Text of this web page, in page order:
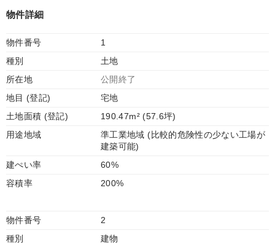
物件詳細
物件番号
1
種別
土地
所在地
公開終了
地目 (登記)
宅地
土地面積 (登記)
190.47m² (57.6坪)
用途地域
準工業地域 (比較的危険性の少ない工場が
建築可能)
建ぺい率
60%
容積率
200%
物件番号
2
種別
建物